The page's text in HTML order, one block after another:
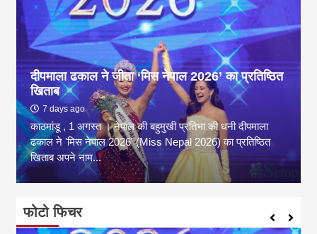
दीपमाला ढकाल ने जीता ‘मिस नेपाल 2026’ का प्रतिष्ठित
खिताब
7 days ago
काठमांडू , 1 अगस्त । नेपाल की बहुमुखी प्रतिभा की धनी दीपमाला
ढकाल ने 'मिस नेपाल 2026' (Miss Nepal 2026) का प्रतिष्ठित
खिताब अपने नाम...
फोटो फिचर